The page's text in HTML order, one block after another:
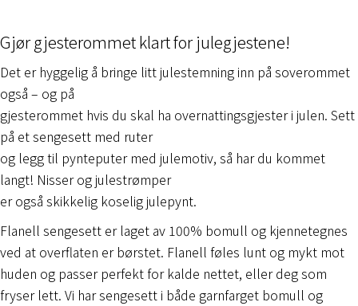
Gjør gjesterommet klart for julegjestene!
Det er hyggelig å bringe litt julestemning inn på soverommet
også – og på
gjesterommet hvis du skal ha overnattingsgjester i julen. Sett
på et sengesett med ruter
og legg til pynteputer med julemotiv, så har du kommet
langt! Nisser og julestrømper
er også skikkelig koselig julepynt.
Flanell sengesett er laget av 100% bomull og kjennetegnes
ved at overflaten er børstet. Flanell føles lunt og mykt mot
huden og passer perfekt for kalde nettet, eller deg som
fryser lett. Vi har sengesett i både garnfarget bomull og